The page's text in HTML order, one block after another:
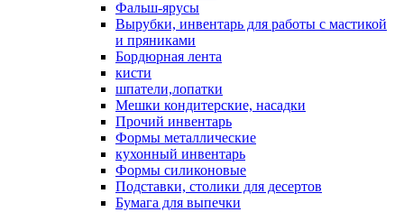
Фальш-ярусы
Вырубки, инвентарь для работы с мастикой
и пряниками
Бордюрная лента
кисти
шпатели,лопатки
Мешки кондитерские, насадки
Прочий инвентарь
Формы металлические
кухонный инвентарь
Формы силиконовые
Подставки, столики для десертов
Бумага для выпечки